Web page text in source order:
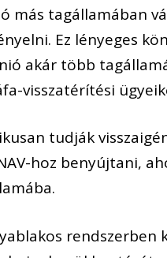
más tagállamában
Ez lényeges
akár több
visszatérítési
tudják
hoz benyújtani,
rendszerben